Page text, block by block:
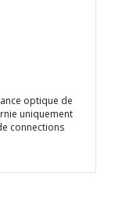
optique de
uniquement
connections